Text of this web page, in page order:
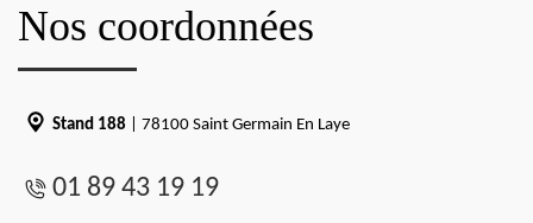
Nos coordonnées
Stand 188 | 78100 Saint Germain En Laye
01 89 43 19 19